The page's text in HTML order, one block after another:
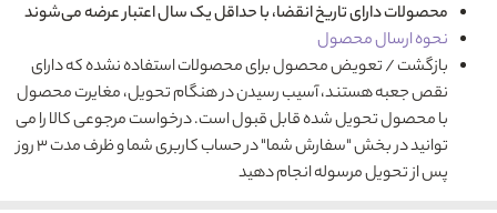
محصولات دارای تاریخ انقضا، با حداقل یک سال اعتبار عرضه می‌شوند
نحوه ارسال محصول
بازگشت / تعویض محصول برای محصولات استفاده نشده که دارای
نقص جعبه هستند، آسیب رسیدن در هنگام تحویل، مغایرت محصول
با محصول تحویل شده قابل قبول است. درخواست مرجوعی کالا را می
توانید در بخش "سفارش شما" در حساب کاربری شما و ظرف مدت ۳ روز
پس از تحویل مرسوله انجام دهید